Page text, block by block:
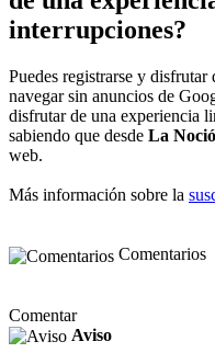
interrupciones?
Puedes registrarse y disfrutar
navegar sin anuncios de
disfrutar de una experiencia
sabiendo que desde La
web.
Más información sobre la
Comentarios
Comentar
Aviso